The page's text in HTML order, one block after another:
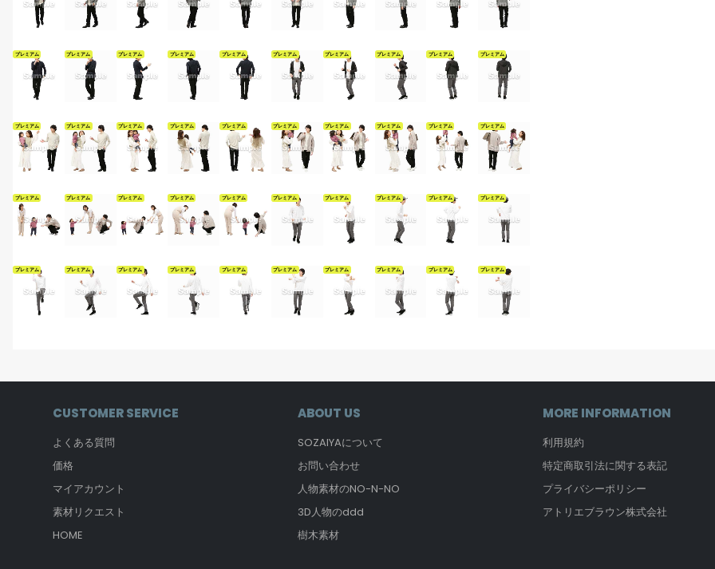
プレミアム プレミアム プレミアム プレミアム プレミアム プレミアム プレミアム プレミアム プレミアム プレミアム
プレミアム プレミアム プレミアム プレミアム プレミアム プレミアム プレミアム プレミアム プレミアム プレミアム
プレミアム プレミアム プレミアム プレミアム プレミアム プレミアム プレミアム プレミアム プレミアム プレミアム
プレミアム プレミアム プレミアム プレミアム プレミアム プレミアム プレミアム プレミアム プレミアム プレミアム
CUSTOMER SERVICE
よくある質問
価格
マイアカウント
素材リクエスト
HOME
ABOUT US
SOZAIYAについて
お問い合わせ
人物素材のNO-N-NO
3D人物のddd
樹木素材
MORE INFORMATION
利用規約
特定商取引法に関する表記
プライバシーポリシー
アトリエブラウン株式会社